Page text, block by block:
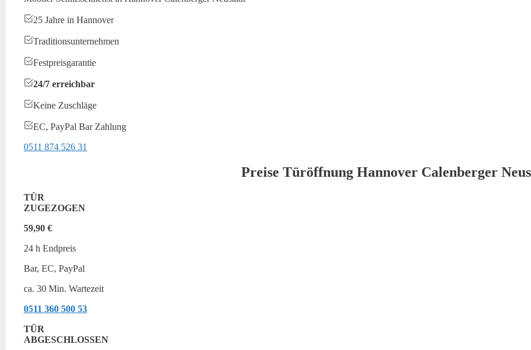
25 Jahre in Hannover
Traditionsunternehmen
Festpreisgarantie
24/7 erreichbar
Keine Zuschläge
EC, PayPal Bar Zahlung
0511 874 526 31
Preise Türöffnung Hannover Calenberger
TÜR
ZUGEZOGEN
59,90 €
24 h Endpreis
Bar, EC, PayPal
ca. 30 Min. Wartezeit
0511 360 500 53
TÜR
ABGESCHLOSSEN